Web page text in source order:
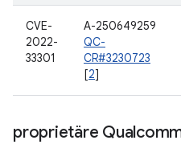
CVE-
2022-
33301
A-250649259
QC-
CR#3230723
[2]
proprietäre